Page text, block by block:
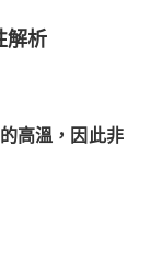
解析
高溫，因此非